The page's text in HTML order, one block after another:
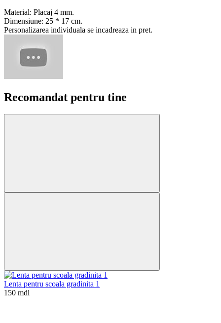
Material: Placaj 4 mm.
Dimensiune: 25 * 17 cm.
Personalizarea individuala se incadreaza in pret.
Recomandat pentru tine
Lenta pentru scoala gradinita 1
150 mdl